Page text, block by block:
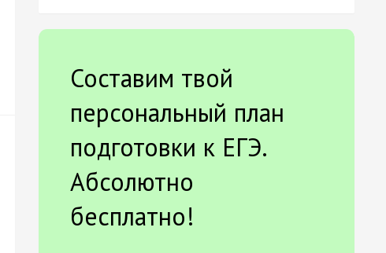
Составим твой
персональный план
подготовки к ЕГЭ.
Абсолютно
бесплатно!